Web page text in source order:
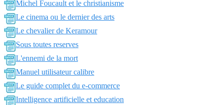
Michel Foucault et le christianisme
Le cinema ou le dernier des arts
Le chevalier de Keramour
Sous toutes reserves
L'ennemi de la mort
Manuel utilisateur calibre
Le guide complet du e-commerce
Intelligence artificielle et education